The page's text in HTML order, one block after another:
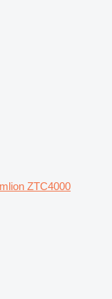
ZTC4000